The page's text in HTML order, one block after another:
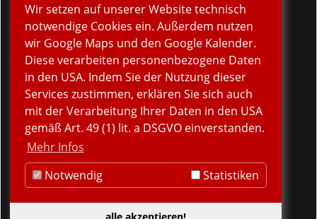
Spenden
Verein
Kontakt
Impressum
Sitemap
Datenschutz
Wir setzen auf unserer Website technisch
notwendige Cookies ein. Außerdem nutzen
wir Google Maps und den Google Kalender.
Diese verarbeiten personenbezogene Daten
in den USA. Indem Sie der Nutzung dieser
Services zustimmen, erklären Sie sich auch
mit der Verarbeitung Ihrer Daten in den USA
gemäß Art. 49 (1) lit. a DSGVO einverstanden.
Mehr Infos
Notwendig
Statistiken